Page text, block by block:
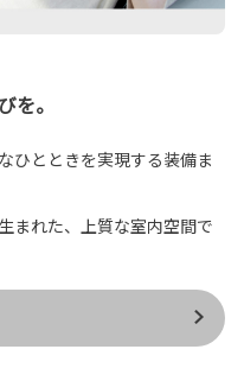
を。
ひとときを実現する装備ま
まれた、上質な室内空間で